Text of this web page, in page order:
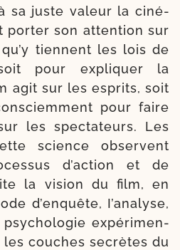
sa juste valeur la ciné­
por­ter son atten­tion sur
tiennent les lois de
pour expli­quer la
agit sur les esprits, soit
pour faire
les spec­ta­teurs. Les
science observent
d’ac­tion et de
la vision du film, en
d’en­quête, I’analyse,
expé­ri­men­
couches secrètes du